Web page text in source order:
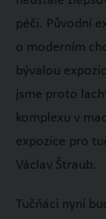
péči. Původní
o moderním
bývalou
jsme proto
komplexu v
expozice pro
Václav Štraub.
Tučňáci nyní